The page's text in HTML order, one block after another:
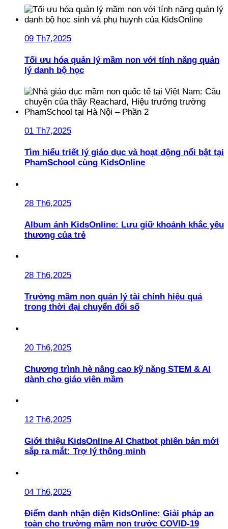
09 Th7,2025
Tối ưu hóa quản lý mầm non với tính năng quản
lý danh bộ học
01 Th7,2025
Tìm hiểu triết lý giáo dục và hoạt động nổi bật tại
PhamSchool cùng KidsOnline
28 Th6,2025
Album ảnh KidsOnline: Lưu giữ khoảnh khắc yêu
thương của trẻ
28 Th6,2025
Trường mầm non quản lý tài chính hiệu quả
trong thời đại chuyển đổi số
20 Th6,2025
Chương trình hè nâng cao kỹ năng STEM & AI
dành cho giáo viên mầm
12 Th6,2025
Giới thiệu KidsOnline AI Chatbot phiên bản mới
sắp ra mắt: Trợ lý thông minh
04 Th6,2025
Điểm danh nhận diện KidsOnline: Giải pháp an
toàn cho trường mầm non trước COVID-19